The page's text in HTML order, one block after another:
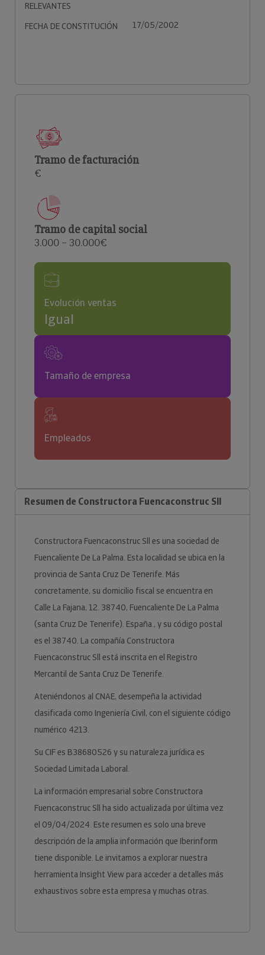
RELEVANTES
FECHA DE CONSTITUCIÓN 17/05/2002
Tramo de facturación
€
Tramo de capital social
3.000 – 30.000€
Evolución ventas
Igual
Tamaño de empresa
Empleados
Resumen de Constructora Fuencaconstruc Sll
Constructora Fuencaconstruc Sll es una sociedad de
Fuencaliente De La Palma. Esta localidad se ubica en la
provincia de Santa Cruz De Tenerife. Más
concretamente, su domicilio fiscal se encuentra en
Calle La Fajana, 12. 38740, Fuencaliente De La Palma
(santa Cruz De Tenerife). España., y su código postal
es el 38740. La compañía Constructora
Fuencaconstruc Sll está inscrita en el Registro
Mercantil de Santa Cruz De Tenerife.
Ateniéndonos al CNAE, desempeña la actividad
clasificada como Ingeniería Civil, con el siguiente código
numérico 4213.
Su CIF es B38680526 y su naturaleza jurídica es
Sociedad Limitada Laboral.
La información empresarial sobre Constructora
Fuencaconstruc Sll ha sido actualizada por última vez
el 09/04/2024. Este resumen es solo una breve
descripción de la amplia información que Iberinform
tiene disponible. Le invitamos a explorar nuestra
herramienta Insight View para acceder a detalles más
exhaustivos sobre esta empresa y muchas otras.